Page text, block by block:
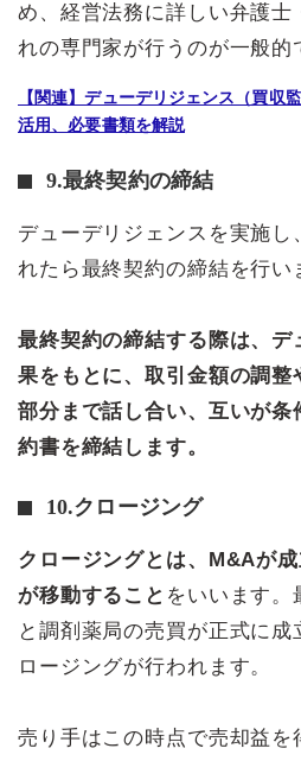
め、経営法務に詳しい弁護
れの専門家が行うのが一般的
【関連】デューデリジェンス（買収
活用、必要書類を解説
9.最終契約の締結
デューデリジェンスを実施し
れたら最終契約の締結を行い
最終契約の締結する際は、デ
果をもとに、取引金額の調整
部分まで話し合い、互いが条
約書を締結します。
10.クロージング
クロージングとは、M&Aが
が移動すること をいいます。
と調剤薬局の売買が正式に成
ロージングが行われます。
売り手はこの時点で売却益を